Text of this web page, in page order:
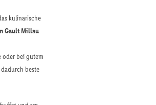
kulinarische
Gault Millau
oder bei gutem
beste